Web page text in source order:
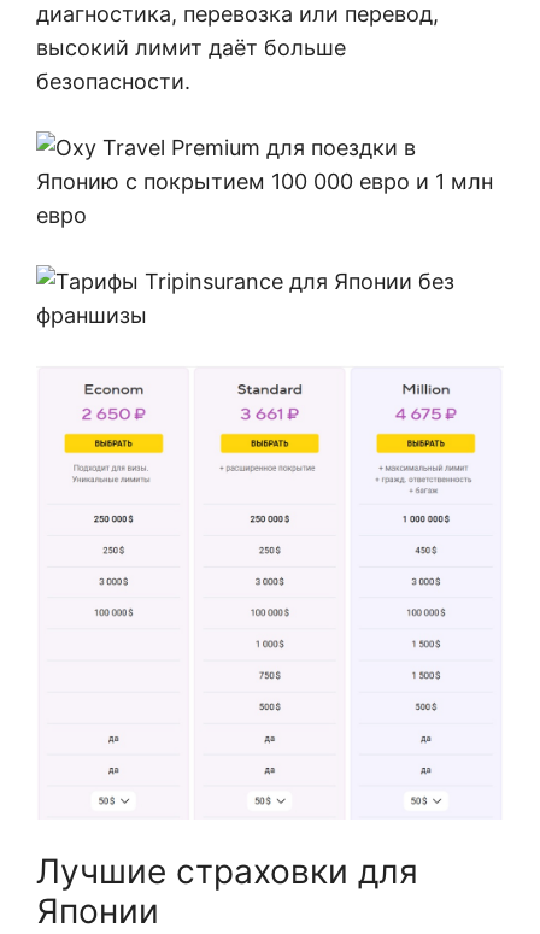
диагностика, перевозка или перевод,
высокий лимит даёт больше
безопасности.
Лучшие страховки для
Японии